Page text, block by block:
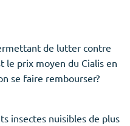
de lutter contre
le prix moyen du Cialis en
se faire rembourser?
insectes nuisibles de plus